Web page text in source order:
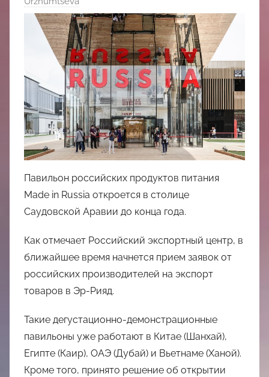
中
心
Павильон российских продуктов питания
Made in Russia откроется в столице
Саудовской Аравии до конца года.
Как отмечает Российский экспортный центр, в
ближайшее время начнется прием заявок от
российских производителей на экспорт
товаров в Эр-Рияд.
Такие дегустационно-демонстрационные
павильоны уже работают в Китае (Шанхай),
Египте (Каир), ОАЭ (Дубай) и Вьетнаме (Ханой).
Кроме того, принято решение об открытии